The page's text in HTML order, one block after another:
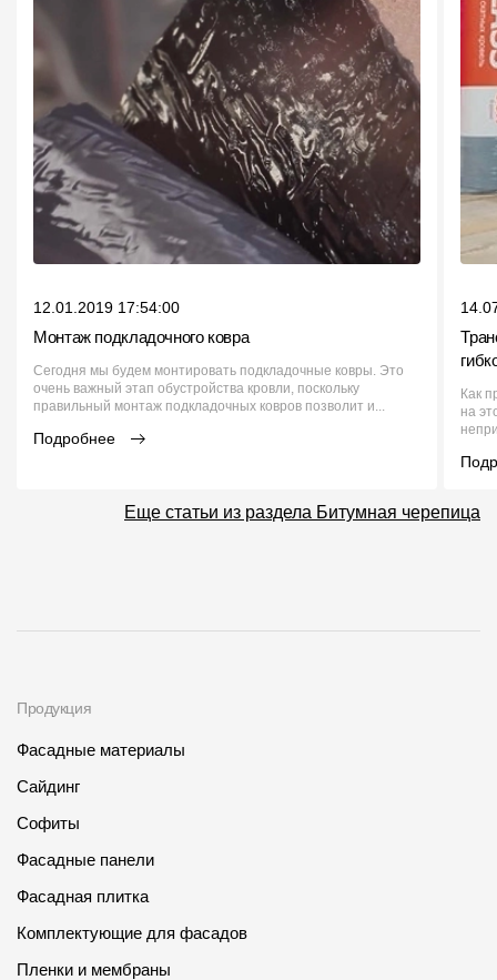
12.01.2019 17:54:00
Монтаж подкладочного ковра
Сегодня мы будем монтировать подкладочные ковры. Это
очень важный этап обустройства кровли, поскольку
правильный монтаж подкладочных ковров позволит и...
Подробнее
Как
на
Еще статьи из раздела Битумная черепица
Продукция
Фасадные материалы
Сайдинг
Софиты
Фасадные панели
Фасадная плитка
Комплектующие для фасадов
Пленки и мембраны